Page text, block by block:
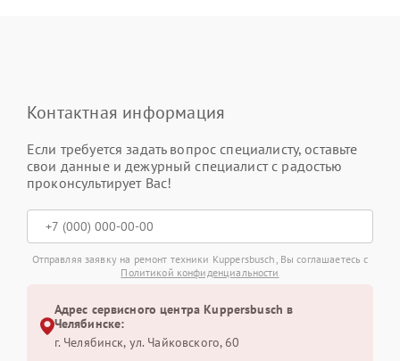
Контактная информация
Если требуется задать вопрос специалисту, оставьте
свои данные и дежурный специалист с радостью
проконсультирует Вас!
Отправляя заявку на ремонт техники Kuppersbusch, Вы соглашаетесь с
Политикой конфиденциальности
Адрес сервисного центра Kuppersbusch в
Челябинске:
г. Челябинск, ул. Чайковского, 60